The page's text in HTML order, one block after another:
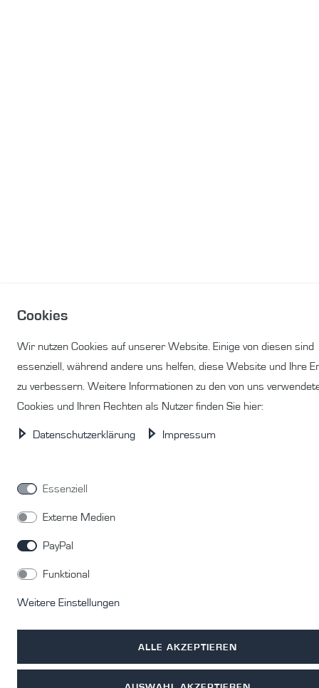
Cookies
Wir nutzen Cookies auf unserer Website. Einige von diesen sind
essenziell, während andere uns helfen, diese Website und Ihre
zu verbessern. Weitere Informationen zu den von uns
Cookies und Ihren Rechten als Nutzer finden Sie hier:
Daten­schutz­erklärung Impressum
Essenziell
Externe Medien
PayPal
Funktional
Weitere Einstellungen
ALLE AKZEPTIEREN